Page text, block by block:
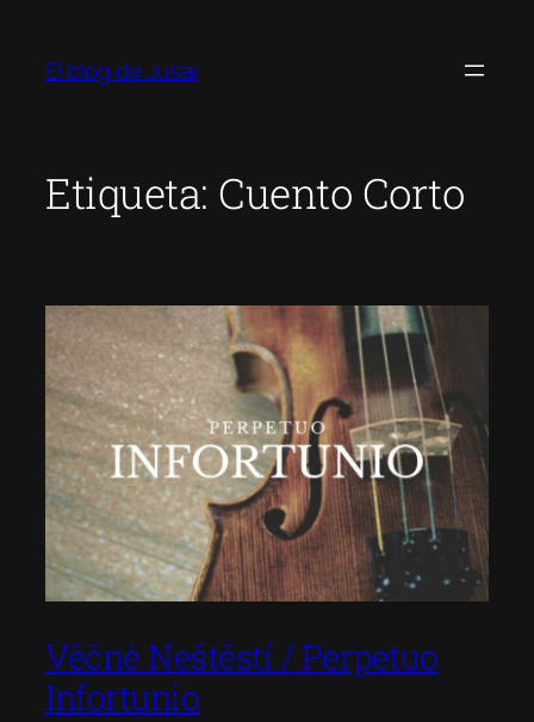
contenido
El blog de Jusai
Etiqueta: Cuento Corto
Věčné Neštěstí / Perpetuo
Infortunio